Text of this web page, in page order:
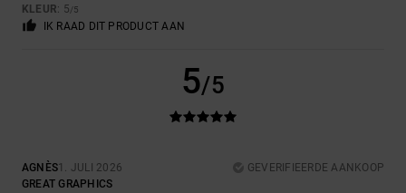
KLEUR: 5/5
IK RAAD DIT PRODUCT AAN
5/5
AGNÈS1. JULI 2026
GEVERIFIEERDE AANKOOP
GREAT GRAPHICS